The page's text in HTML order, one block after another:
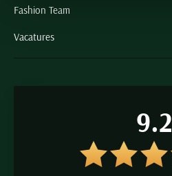
Fashion Team
Vacatures
9.2